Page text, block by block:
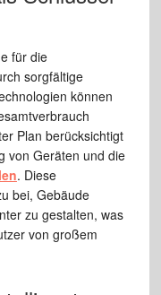
für die
sorgfältige
können
Plan berücksichtigt
von Geräten und die
. Diese
bei, Gebäude
zu gestalten, was
von großem